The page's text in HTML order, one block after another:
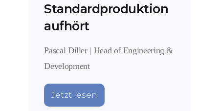
Standardproduktion
aufhört
Pascal Diller | Head of Engineering &
Development
Jetzt lesen